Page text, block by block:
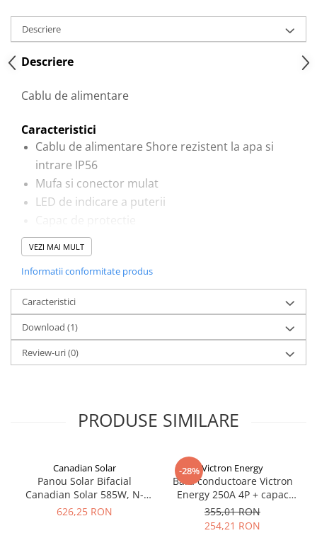
Turbine eoliene pentru casă
Acumulatori VRLA AGM/GEL /
Tractiune / LiFePo4
Baterii si acumulatori gel si VRLA
Baterii si acumulatori AGM VRLA
Acumulatori Moto, ATV
Tractiune
Marine & Caravan
APC
Pachete acumulatori VRLA
Sisteme de management (BMS)
Redresoare, incarcatoare si testere
UPS Calculatoare si Servere
UPS Trifazat
Stabilizatoare Tensiune
Descriere
Descriere
Cablu de alimentare
Caracteristici
Cablu de alimentare Shore rezistent la apa si
intrare IP56
Mufa si conector mulat
LED de indicare a puterii
VEZI MAI MULT
Informatii conformitate produs
Caracteristici
Download (1)
Review-uri(0)
PRODUSE SIMILARE
Canadian Solar
Panou Solar Bifacial
Canadian Solar 585W, N-
Type TOPCon, CS6W-TB-SF-
626,25 RON
-28%Victron Energy
Bara conductoare Victron
Energy 250A 4P + capac
BUSBAR VBB125040010
355,01 RON
254,21 RON